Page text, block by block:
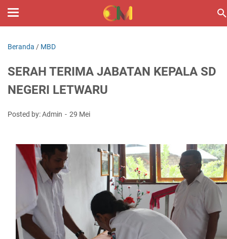
Beranda / MBD
SERAH TERIMA JABATAN KEPALA SD
NEGERI LETWARU
Posted by: Admin 29 Mei